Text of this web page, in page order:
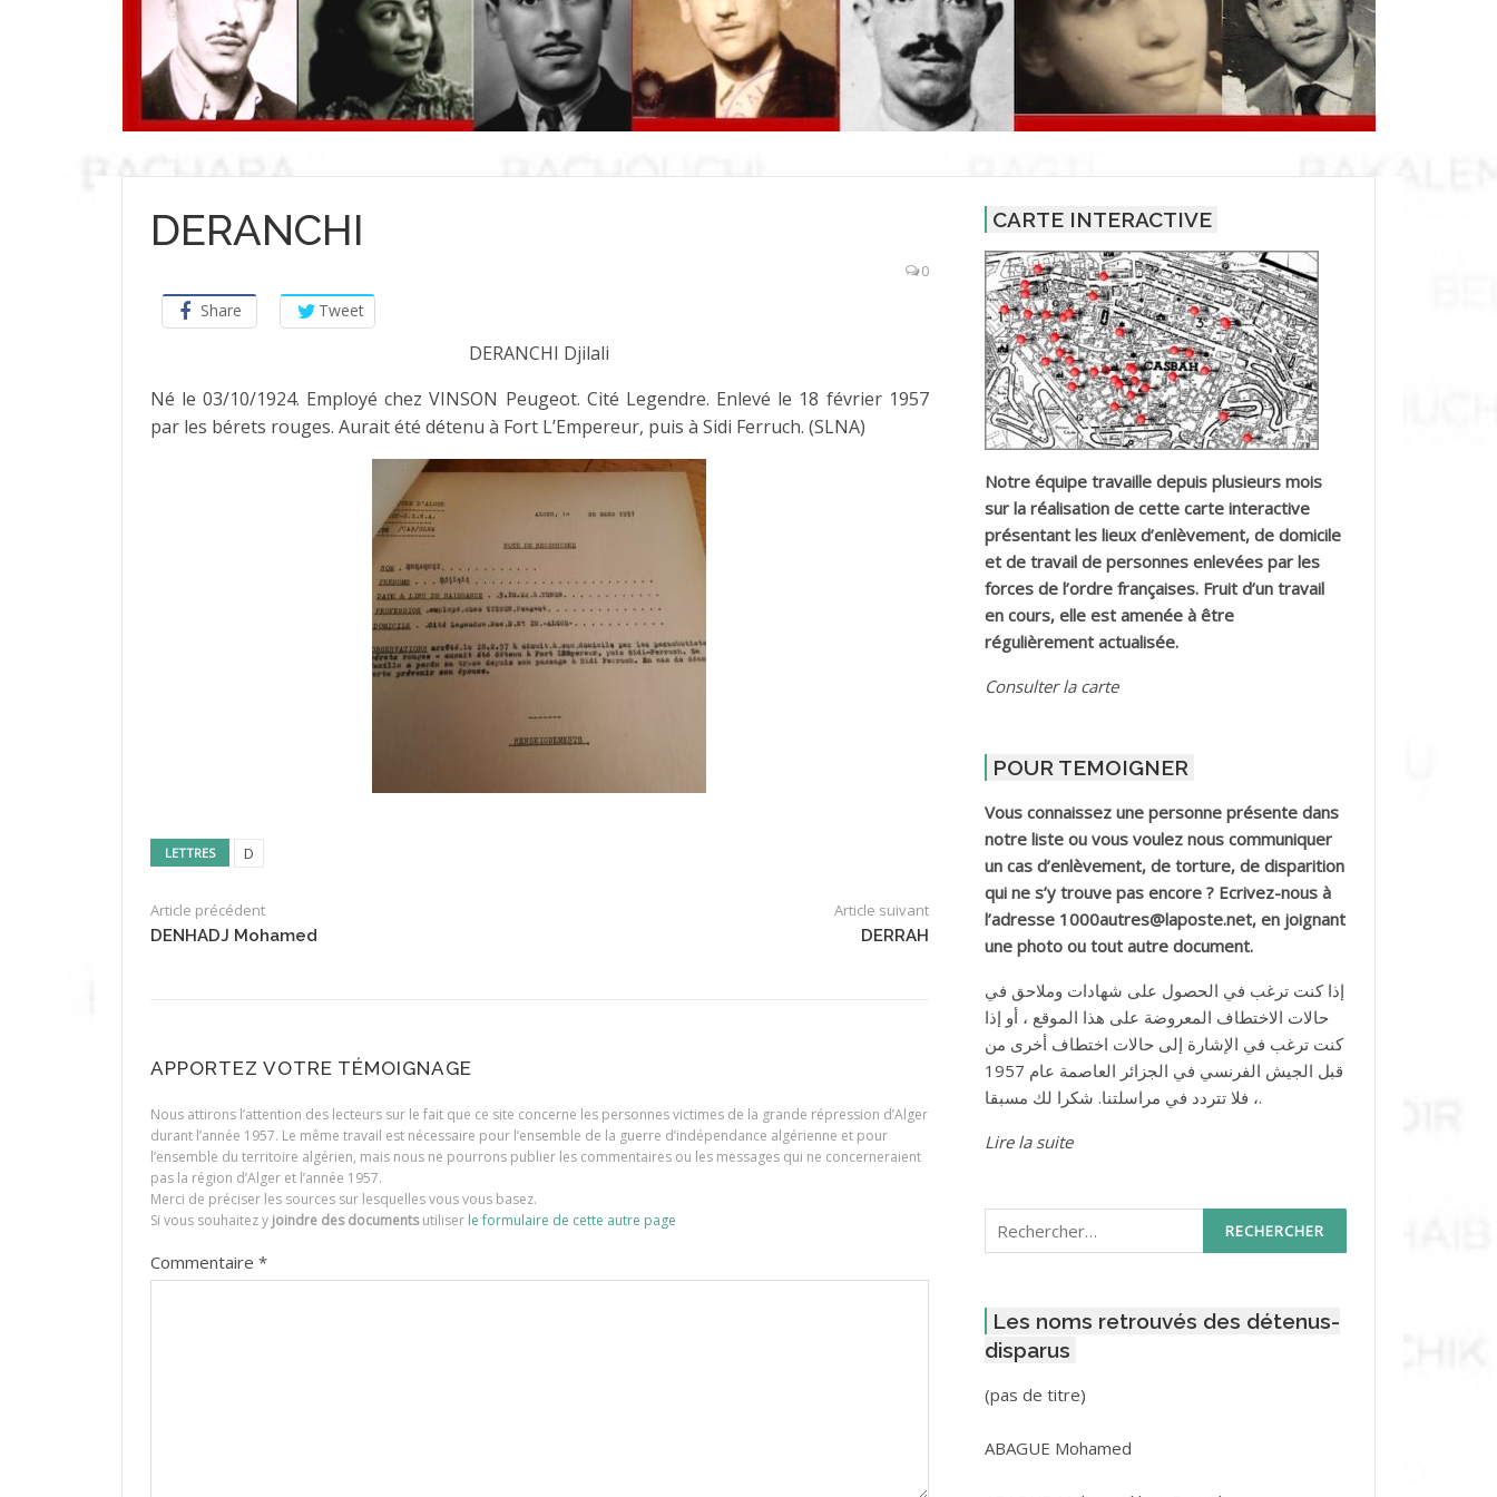
DERANCHI
0
Share Tweet
DERANCHI Djilali
Né le 03/10/1924. Employé chez VINSON Peugeot. Cité Legendre. Enlevé le 18 février 1957
par les bérets rouges. Aurait été détenu à Fort L’Empereur, puis à Sidi Ferruch. (SLNA)
LETTRES D
Article précédent
DENHADJ Mohamed
Article suivant
DERRAH
APPORTEZ VOTRE TÉMOIGNAGE
Nous attirons l’attention des lecteurs sur le fait que ce site concerne les personnes victimes de la grande répression d’Alger
durant l’année 1957. Le même travail est nécessaire pour l’ensemble de la guerre d’indépendance algérienne et pour
l’ensemble du territoire algérien, mais nous ne pourrons publier les commentaires ou les messages qui ne concerneraient
pas la région d’Alger et l’année 1957.
Merci de préciser les sources sur lesquelles vous vous basez.
Si vous souhaitez y joindre des documentsutiliser le formulaire de cette autre page
Commentaire *
CARTE INTERACTIVE
Notre équipe travaille depuis plusieurs mois
sur la réalisation de cette carte interactive
présentant les lieux d’enlèvement, de domicile
et de travail de personnes enlevées par les
forces de l’ordre françaises. Fruit d’un travail
en cours, elle est amenée à être
régulièrement actualisée.
Consulter la carte
POUR TEMOIGNER
Vous connaissez une personne présente dans
notre liste ou vous voulez nous communiquer
un cas d’enlèvement, de torture, de disparition
qui ne s’y trouve pas encore ? Ecrivez-nous à
l’adresse 1000autres@laposte.net, en joignant
une photo ou tout autre document.
إذا كنت ترغب في الحصول على شهادات وملاحق في
حالات الاختطاف المعروضة على هذا الموقع ، أو إذا
كنت ترغب في الإشارة إلى حالات اختطاف أخرى من
قبل الجيش الفرنسي في الجزائر العاصمة عام 1957
، فلا تتردد في مراسلتنا. شكرا لك مسبقا.
Lire la suite
Rechercher :
Les noms retrouvés des détenus-
disparus
(pas de titre)Post
3416
ABAGUE Mohamed